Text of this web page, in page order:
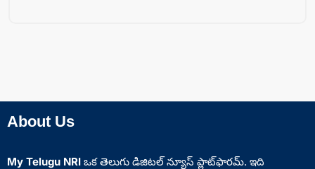
About Us
My Telugu NRI ఒక తెలుగు డిజిటల్ న్యూస్ ప్లాట్‌ఫారమ్. ఇది